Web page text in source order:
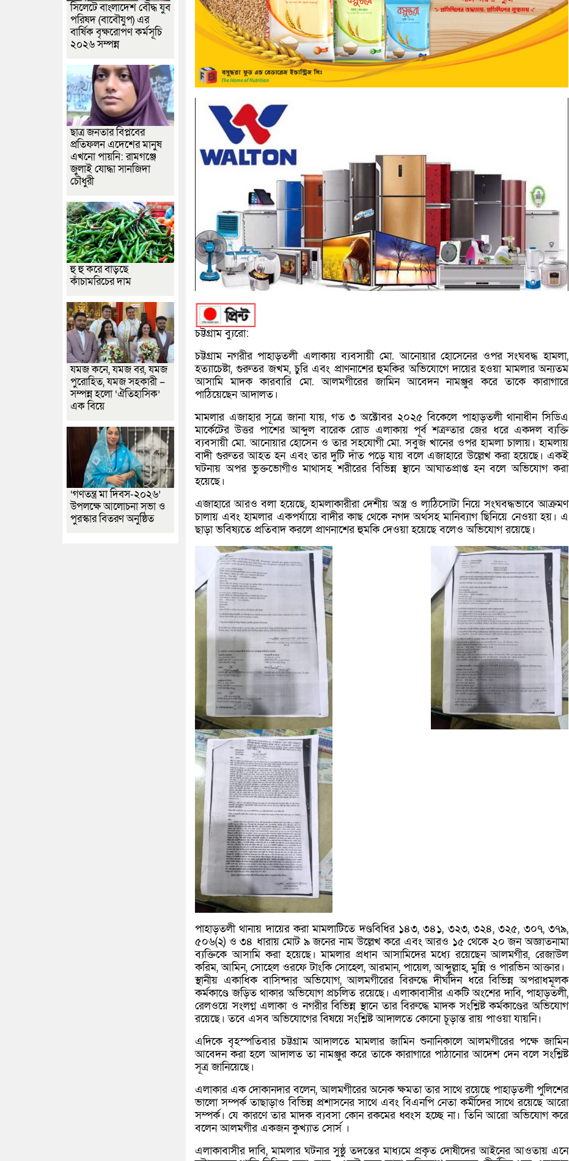
চট্টগ্রাম ব্যুরো:
চট্টগ্রাম নগরীর পাহাড়তলী এলাকায় ব্যবসায়ী মো. আনোয়ার হোসেনের ওপর সংঘবদ্ধ হামলা,
হত্যাচেষ্টা, গুরুতর জখম, চুরি এবং প্রাণনাশের হুমকির অভিযোগে দায়ের হওয়া মামলার অন্যতম
আসামি মাদক কারবারি মো. আলমগীরের জামিন আবেদন নামঞ্জুর করে তাকে কারাগারে
পাঠিয়েছেন আদালত।
মামলার এজাহার সূত্রে জানা যায়, গত ৩ অক্টোবর ২০২৫ বিকেলে পাহাড়তলী থানাধীন সিডিএ
মার্কেটের উত্তর পাশের আব্দুল বারেক রোড এলাকায় পূর্ব শত্রুতার জের ধরে একদল ব্যক্তি
ব্যবসায়ী মো. আনোয়ার হোসেন ও তার সহযোগী মো. সবুজ খানের ওপর হামলা চালায়। হামলায়
বাদী গুরুতর আহত হন এবং তার দুটি দাঁত পড়ে যায় বলে এজাহারে উল্লেখ করা হয়েছে। একই
ঘটনায় অপর ভুক্তভোগীও মাথাসহ শরীরের বিভিন্ন স্থানে আঘাতপ্রাপ্ত হন বলে অভিযোগ করা
হয়েছে।
এজাহারে আরও বলা হয়েছে, হামলাকারীরা দেশীয় অস্ত্র ও লাঠিসোটা নিয়ে সংঘবদ্ধভাবে আক্রমণ
চালায় এবং হামলার একপর্যায়ে বাদীর কাছ থেকে নগদ অর্থসহ মানিব্যাগ ছিনিয়ে নেওয়া হয়। এ
ছাড়া ভবিষ্যতে প্রতিবাদ করলে প্রাণনাশের হুমকি দেওয়া হয়েছে বলেও অভিযোগ রয়েছে।
পাহাড়তলী থানায় দায়ের করা মামলাটিতে দণ্ডবিধির ১৪৩, ৩৪১, ৩২৩, ৩২৪, ৩২৫, ৩০৭, ৩৭৯,
৫০৬(২) ও ৩৪ ধারায় মোট ৯ জনের নাম উল্লেখ করে এবং আরও ১৫ থেকে ২০ জন অজ্ঞাতনামা
ব্যক্তিকে আসামি করা হয়েছে। মামলার প্রধান আসামিদের মধ্যে রয়েছেন আলমগীর, রেজাউল
করিম, আমিন, সোহেল ওরফে টাংকি সোহেল, আরমান, পায়েল, আব্দুল্লাহ, মুন্নি ও পারভিন আক্তার।
স্থানীয় একাধিক বাসিন্দার অভিযোগ, আলমগীরের বিরুদ্ধে দীর্ঘদিন ধরে বিভিন্ন অপরাধমূলক
কর্মকাণ্ডে জড়িত থাকার অভিযোগ প্রচলিত রয়েছে। এলাকাবাসীর একটি অংশের দাবি, পাহাড়তলী,
রেলওয়ে সংলগ্ন এলাকা ও নগরীর বিভিন্ন স্থানে তার বিরুদ্ধে মাদক সংশ্লিষ্ট কর্মকাণ্ডের অভিযোগ
রয়েছে। তবে এসব অভিযোগের বিষয়ে সংশ্লিষ্ট আদালতে কোনো চূড়ান্ত রায় পাওয়া যায়নি।
এদিকে বৃহস্পতিবার চট্টগ্রাম আদালতে মামলার জামিন শুনানিকালে আলমগীরের পক্ষে জামিন
আবেদন করা হলে আদালত তা নামঞ্জুর করে তাকে কারাগারে পাঠানোর আদেশ দেন বলে সংশ্লিষ্ট
সূত্র জানিয়েছে।
এলাকার এক দোকানদার বলেন, আলমগীরের অনেক ক্ষমতা তার সাথে রয়েছে পাহাড়তলী পুলিশের
ভালো সম্পর্ক তাছাড়াও বিভিন্ন প্রশাসনের সাথে এবং বিএনপি নেতা কর্মীদের সাথে রয়েছে আরো
সম্পর্ক। যে কারণে তার মাদক ব্যবসা কোন রকমের ধ্বংস হচ্ছে না। তিনি আরো অভিযোগ করে
বলেন আলমগীর একজন কুখ্যাত সোর্স ।
এলাকাবাসীর দাবি, মামলার ঘটনার সুষ্ঠু তদন্তের মাধ্যমে প্রকৃত দোষীদের আইনের আওতায় এনে
সিলেটে বাংলাদেশ বৌদ্ধ যুব
পরিষদ (বাবৌযুপ) এর
বার্ষিক বৃক্ষরোপণ কর্মসূচি
২০২৬ সম্পন্ন
ছাত্র জনতার বিপ্লবের
প্রতিফলন এদেশের মানুষ
এখনো পায়নি: রামগঞ্জে
জুলাই যোদ্ধা সানজিদা
চৌধুরী
হু হু করে বাড়ছে
কাঁচামরিচের দাম
যমজ কনে, যমজ বর, যমজ
পুরোহিত, যমজ সহকারী –
সম্পন্ন হলো ‘ঐতিহাসিক’
এক বিয়ে
‘গণতন্ত্র মা দিবস-২০২৬’
উপলক্ষে আলোচনা সভা ও
পুরস্কার বিতরণ অনুষ্ঠিত